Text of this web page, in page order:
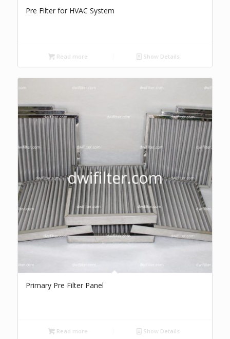
Pre Filter for HVAC System
Read more Show Details
Primary Pre Filter Panel
Read more Show Details